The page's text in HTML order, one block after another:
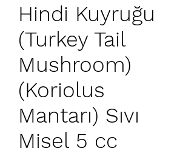
Hindi Kuyruğu
(Turkey Tail
Mushroom)
(Koriolus
Mantarı) Sıvı
Misel 5 cc